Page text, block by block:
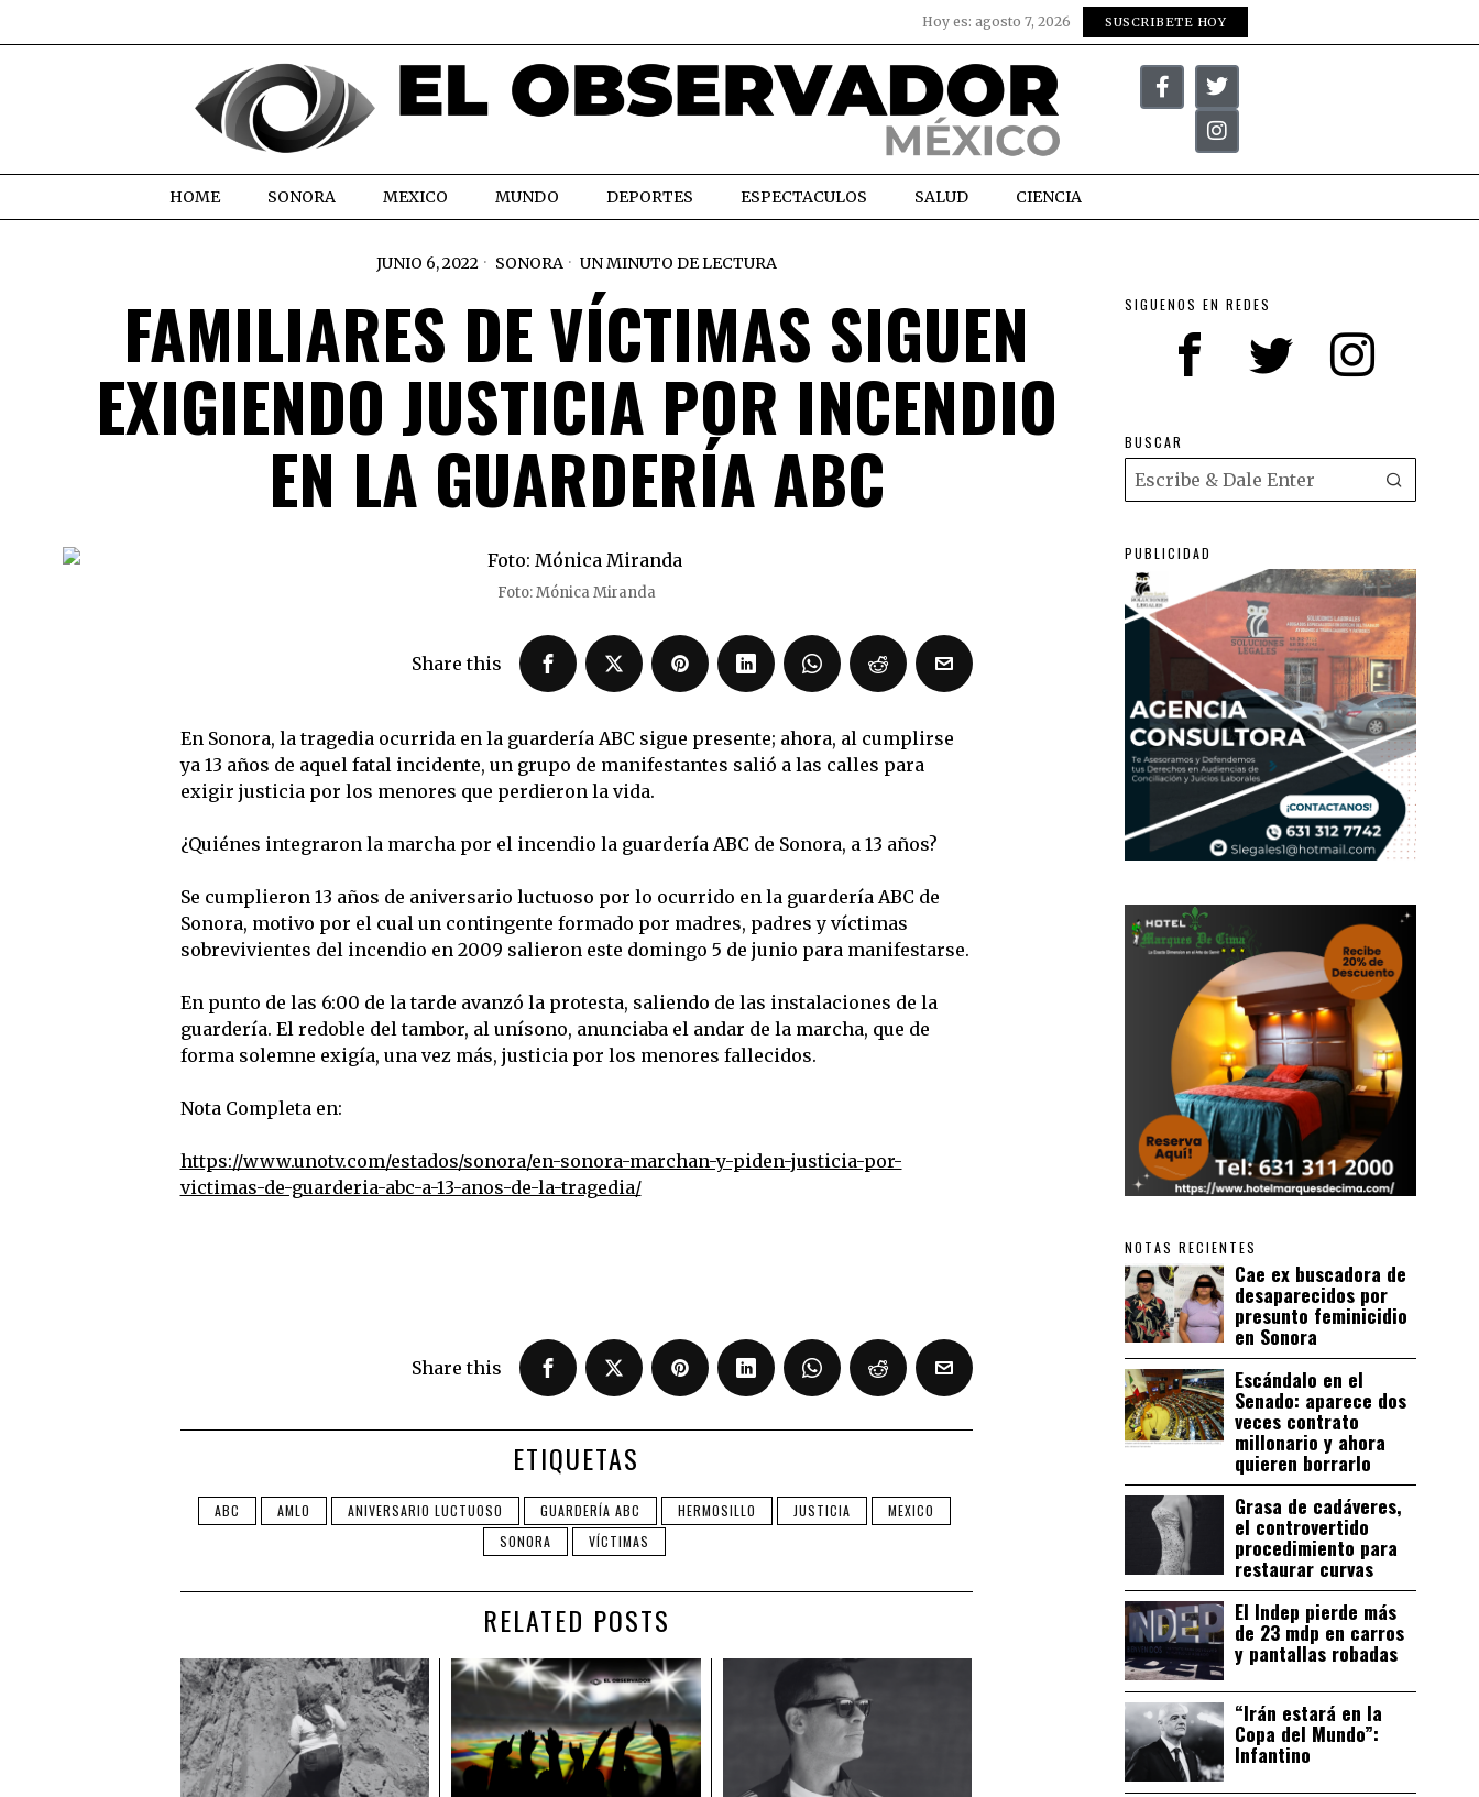
Hoy es: agosto 7, 2026 SUSCRIBETE HOY
HOME SONORA MEXICO MUNDO DEPORTES ESPECTACULOS SALUD CIENCIA
JUNIO 6, 2022 SONORA UN MINUTO DE LECTURA
FAMILIARES DE VÍCTIMAS SIGUEN
EXIGIENDO JUSTICIA POR INCENDIO
EN LA GUARDERÍA ABC
Foto: Mónica Miranda
Share this
En Sonora, la tragedia ocurrida en la guardería ABC sigue presente; ahora, al cumplirse
ya 13 años de aquel fatal incidente, un grupo de manifestantes salió a las calles para
exigir justicia por los menores que perdieron la vida.
¿Quiénes integraron la marcha por el incendio la guardería ABC de Sonora, a 13 años?
Se cumplieron 13 años de aniversario luctuoso por lo ocurrido en la guardería ABC de
Sonora, motivo por el cual un contingente formado por madres, padres y víctimas
sobrevivientes del incendio en 2009 salieron este domingo 5 de junio para manifestarse.
En punto de las 6:00 de la tarde avanzó la protesta, saliendo de las instalaciones de la
guardería. El redoble del tambor, al unísono, anunciaba el andar de la marcha, que de
forma solemne exigía, una vez más, justicia por los menores fallecidos.
Nota Completa en:
https://www.unotv.com/estados/sonora/en-sonora-marchan-y-piden-justicia-por-
victimas-de-guarderia-abc-a-13-anos-de-la-tragedia/
Share this
ETIQUETAS
ABC AMLO ANIVERSARIO LUCTUOSO GUARDERÍA ABC HERMOSILLO JUSTICIA
MEXICO
SONORA
VÍCTIMAS
RELATED POSTS
SIGUENOS EN REDES
BUSCAR
PUBLICIDAD
NOTAS RECIENTES
Cae ex buscadora de
desaparecidos por
presunto feminicidio
en Sonora
Escándalo en el
Senado: aparece dos
veces contrato
millonario y ahora
quieren borrarlo
Grasa de cadáveres,
el controvertido
procedimiento para
restaurar curvas
El Indep pierde más
de 23 mdp en carros
y pantallas robadas
“Irán estará en la
Copa del Mundo”:
Infantino